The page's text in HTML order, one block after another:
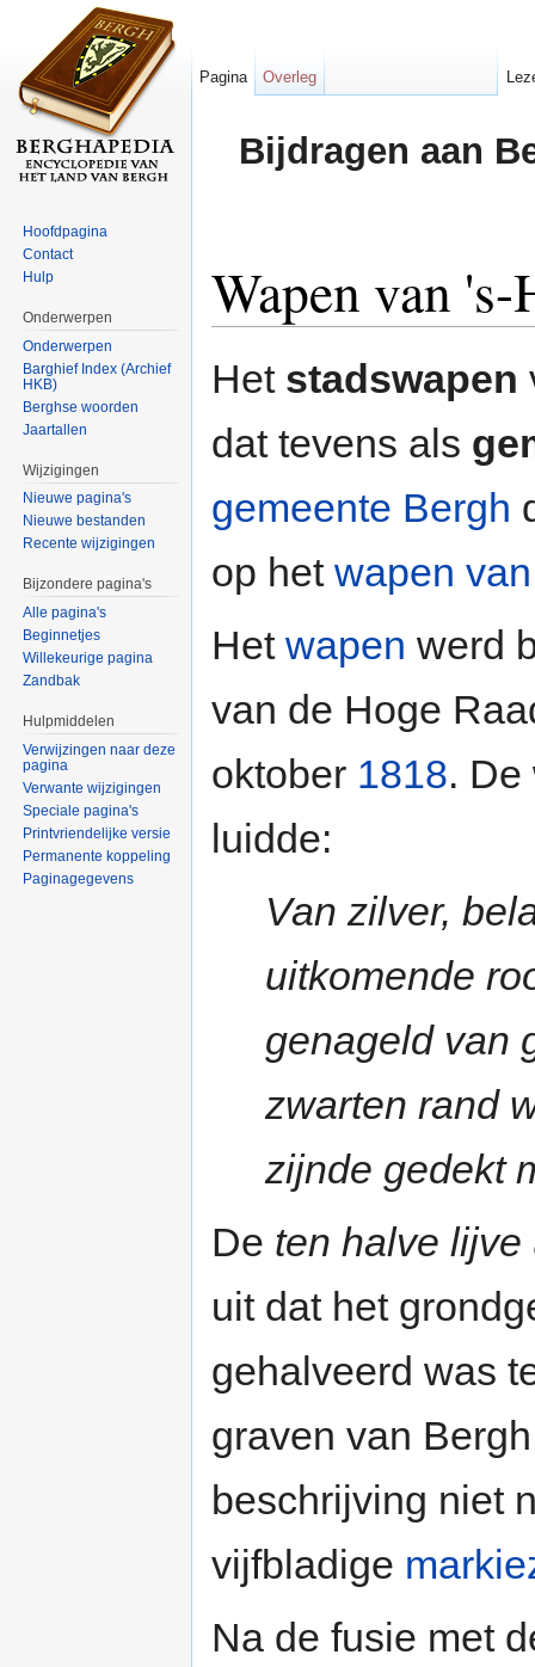
Bijdragen aan
Wapen van 's-
Het stadswapen
dat tevens als
gemeente Bergh
op het wapen
Het wapen werd
van de Hoge
oktober 1818.
luidde:
Van zilver,
uitkomende
genageld van
zwarten rand
zijnde gedekt
De ten halve
uit dat het
gehalveerd was
graven van
beschrijving niet
vijfbladige
Na de fusie met
Pagina Overleg
Hoofdpagina
Contact
Hulp
Onderwerpen
Onderwerpen
Barghief Index (Archief
HKB)
Berghse woorden
Jaartallen
Wijzigingen
Nieuwe pagina's
Nieuwe bestanden
Recente wijzigingen
Bijzondere pagina's
Alle pagina's
Beginnetjes
Willekeurige pagina
Zandbak
Hulpmiddelen
Verwijzingen naar deze
pagina
Verwante wijzigingen
Speciale pagina's
Printvriendelijke versie
Permanente koppeling
Paginagegevens